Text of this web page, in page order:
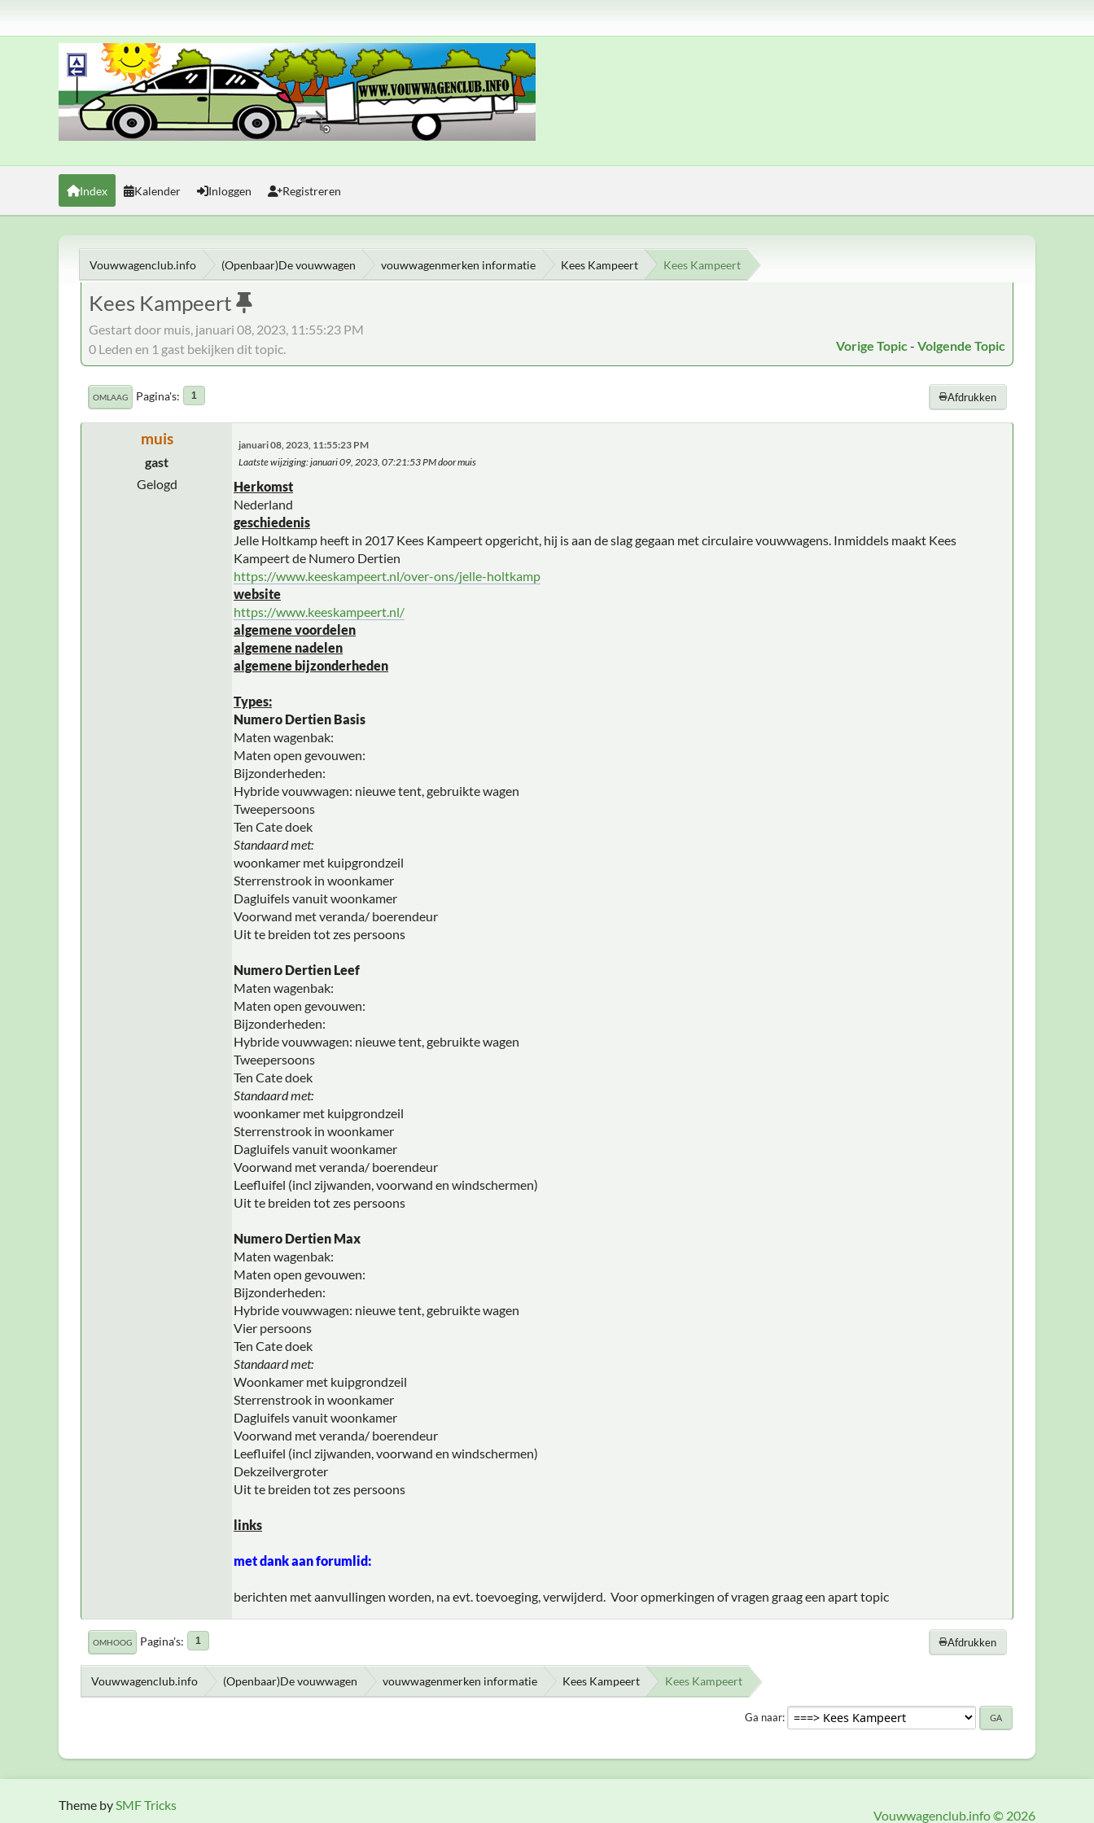
Index Kalender Inloggen Registreren
Vouwwagenclub.info (Openbaar)De vouwwagen vouwwagenmerken informatie Kees Kampeert Kees Kampeert
Kees Kampeert
Gestart door muis, januari 08, 2023, 11:55:23 PM
Vorige Topic - Volgende Topic
0 Leden en 1 gast bekijken dit topic.
Afdrukken
OMLAAG Pagina's 1
muis
gast
Gelogd
januari 08, 2023, 11:55:23 PM
Laatste wijziging: januari 09, 2023, 07:21:53 PM door muis
Herkomst
Nederland
geschiedenis
Jelle Holtkamp heeft in 2017 Kees Kampeert opgericht, hij is aan de slag gegaan met circulaire vouwwagens. Inmiddels maakt Kees
Kampeert de Numero Dertien
https://www.keeskampeert.nl/over-ons/jelle-holtkamp
website
https://www.keeskampeert.nl/
algemene voordelen
algemene nadelen
algemene bijzonderheden
Types:
Numero Dertien Basis
Maten wagenbak:
Maten open gevouwen:
Bijzonderheden:
Hybride vouwwagen: nieuwe tent, gebruikte wagen
Tweepersoons
Ten Cate doek
Standaard met:
woonkamer met kuipgrondzeil
Sterrenstrook in woonkamer
Dagluifels vanuit woonkamer
Voorwand met veranda/ boerendeur
Uit te breiden tot zes persoons
Numero Dertien Leef
Maten wagenbak:
Maten open gevouwen:
Bijzonderheden:
Hybride vouwwagen: nieuwe tent, gebruikte wagen
Tweepersoons
Ten Cate doek
Standaard met:
woonkamer met kuipgrondzeil
Sterrenstrook in woonkamer
Dagluifels vanuit woonkamer
Voorwand met veranda/ boerendeur
Leefluifel (incl zijwanden, voorwand en windschermen)
Uit te breiden tot zes persoons
Numero Dertien Max
Maten wagenbak:
Maten open gevouwen:
Bijzonderheden:
Hybride vouwwagen: nieuwe tent, gebruikte wagen
Vier persoons
Ten Cate doek
Standaard met:
Woonkamer met kuipgrondzeil
Sterrenstrook in woonkamer
Dagluifels vanuit woonkamer
Voorwand met veranda/ boerendeur
Leefluifel (incl zijwanden, voorwand en windschermen)
Dekzeilvergroter
Uit te breiden tot zes persoons
links
met dank aan forumlid:
berichten met aanvullingen worden, na evt. toevoeging, verwijderd. Voor opmerkingen of vragen graag een apart topic
Afdrukken
OMHOOG Pagina's 1
Vouwwagenclub.info (Openbaar)De vouwwagen vouwwagenmerken informatie Kees Kampeert Kees Kampeert
Ga naar
Theme bySMF Tricks
Vouwwagenclub.info © 2026